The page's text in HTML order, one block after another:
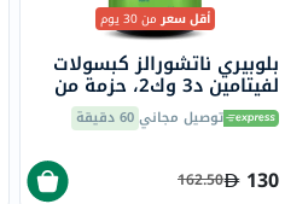
أقل سعرمن 30 يوم
بلوبيري ناتشورالز كبسولات
لفيتامين د3 وك2، حزمة من
60 توصيل مجاني60 دقيقة
130
162.50